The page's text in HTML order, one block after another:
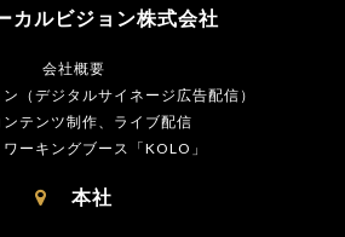
カルビジョン株式会社
会社概要
（デジタルサイネージ広告配信）
テンツ制作、ライブ配信
ーキングブース「KOLO」
 本社